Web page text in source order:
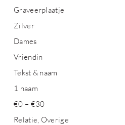
Graveerplaatje
Zilver
Dames
Vriendin
Tekst & naam
1 naam
€0 – €30
Relatie, Overige